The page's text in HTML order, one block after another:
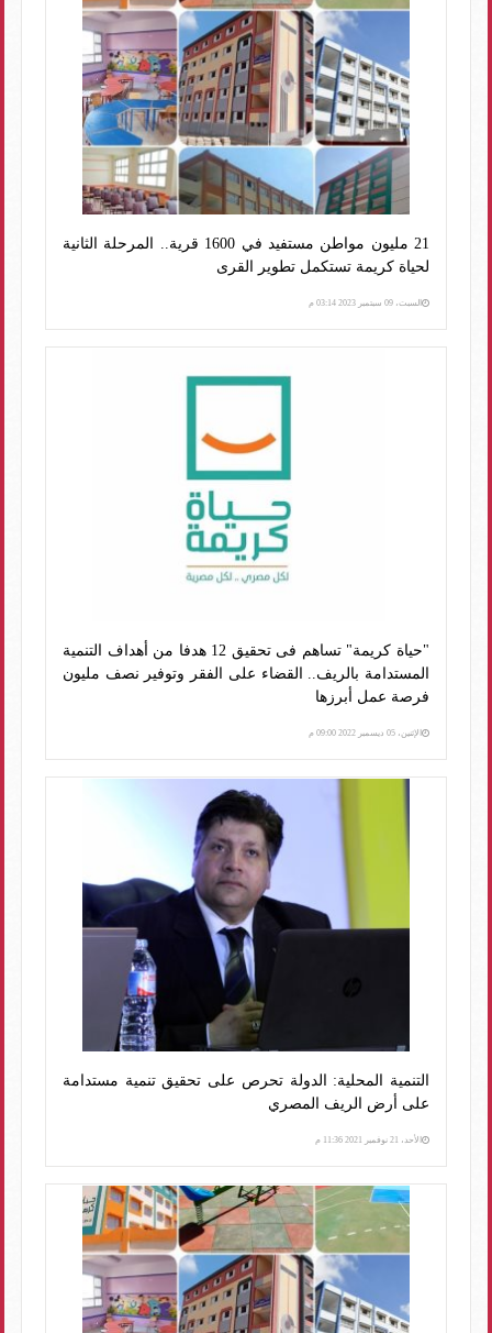
21 مليون مواطن مستفيد في 1600 قرية.. المرحلة الثانية
لحياة كريمة تستكمل تطوير القرى
السبت، 09 سبتمبر 2023 03:14 م
"حياة كريمة" تساهم فى تحقيق 12 هدفا من أهداف التنمية
المستدامة بالريف.. القضاء على الفقر وتوفير نصف مليون
فرصة عمل أبرزها
الإثنين، 05 ديسمبر 2022 09:00 م
التنمية المحلية: الدولة تحرص على تحقيق تنمية مستدامة
على أرض الريف المصري
الأحد، 21 نوفمبر 2021 11:36 م